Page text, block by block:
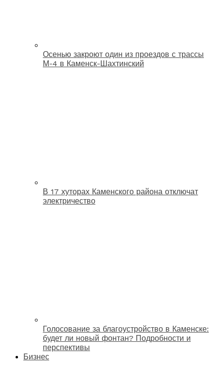
Осенью закроют один из проездов с трассы
М-4 в Каменск-Шахтинский
В 17 хуторах Каменского района отключат
электричество
Голосование за благоустройство в Каменске:
будет ли новый фонтан? Подробности и
перспективы
Бизнес